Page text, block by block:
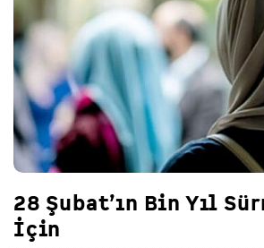
28 Şubat’ın Bin Yıl
İçin